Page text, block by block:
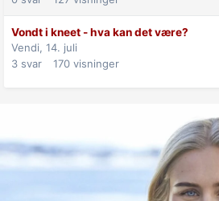
Vondt i kneet - hva kan det være?
Vendi, 14. juli
3 svar 170 visninger